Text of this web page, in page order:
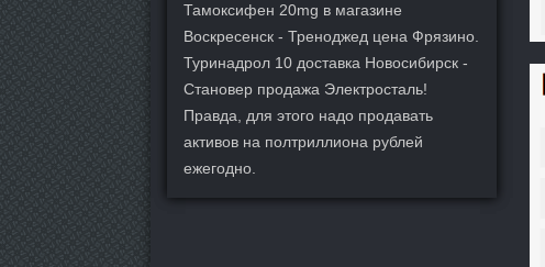
Тамоксифен 20mg в магазине
Воскресенск - Треноджед цена Фрязино.
Туринадрол 10 доставка Новосибирск -
Становер продажа Электросталь!
Правда, для этого надо продавать
активов на полтриллиона рублей
ежегодно.